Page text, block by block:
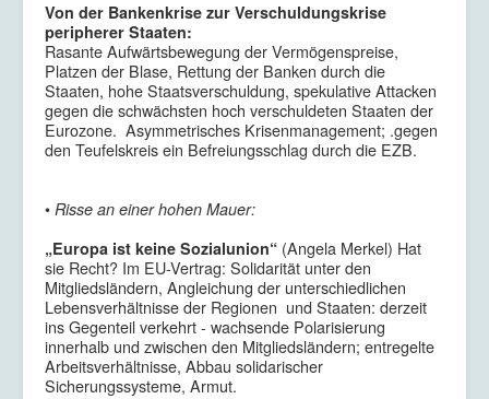
Von der Bankenkrise zur Verschuldungskrise
peripherer Staaten:
Rasante Aufwärtsbewegung der Vermögenspreise,
Platzen der Blase, Rettung der Banken durch die
Staaten, hohe Staatsverschuldung, spekulative Attacken
gegen die schwächsten hoch verschuldeten Staaten der
Eurozone. Asymmetrisches Krisenmanagement; .gegen
den Teufelskreis ein Befreiungsschlag durch die EZB.
• Risse an einer hohen Mauer:
„Europa ist keine Sozialunion“ (Angela Merkel) Hat
sie Recht? Im EU-Vertrag: Solidarität unter den
Mitgliedsländern, Angleichung der unterschiedlichen
Lebensverhältnisse der Regionen und Staaten: derzeit
ins Gegenteil verkehrt - wachsende Polarisierung
innerhalb und zwischen den Mitgliedsländern; entregelte
Arbeitsverhältnisse, Abbau solidarischer
Sicherungssysteme, Armut.